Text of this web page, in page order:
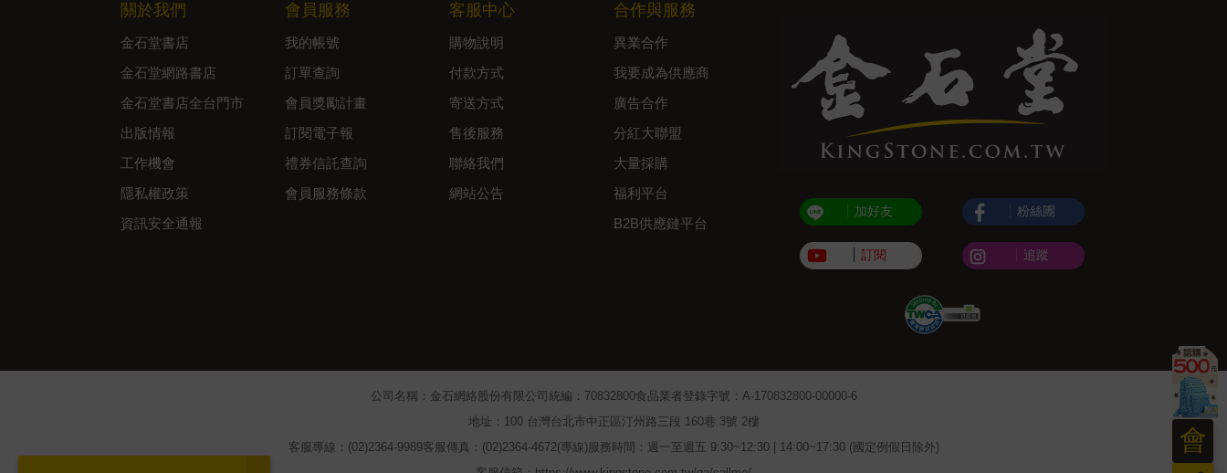
會
關於我們
金石堂書店
金石堂網路書店
金石堂書店全台門市
出版情報
工作機會
隱私權政策
資訊安全通報
會員服務
我的帳號
訂單查詢
會員獎勵計畫
訂閱電子報
禮券信託查詢
會員服務條款
客服中心
購物說明
付款方式
寄送方式
售後服務
聯絡我們
網站公告
合作與服務
異業合作
我要成為供應商
廣告合作
分紅大聯盟
大量採購
福利平台
B2B供應鏈平台
加好友
訂閱
粉絲團
追蹤
公司名稱：金石網絡股份有限公司 統編：70832800食品業者登錄字號：A-170832800-00000-6
地址：100 台灣台北市中正區汀州路三段 160巷 3號 2樓
客服專線：(02)2364-9989客服傳真：(02)2364-4672(專線) 服務時間：週一至週五 9:30~12:30 | 14:00~17:30 (國定例假日除外)